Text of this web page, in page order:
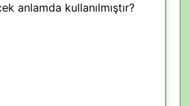
anlamda kullanılmıştır?